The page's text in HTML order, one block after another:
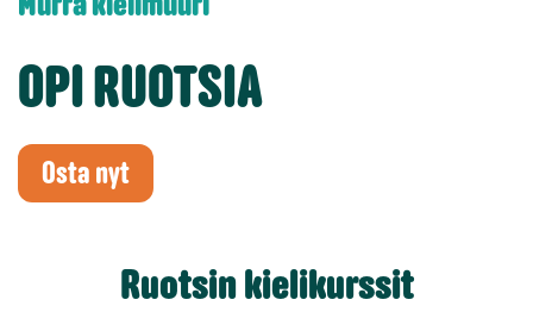
OPI RUOTSIA
Osta nyt
Ruotsin kielikurssit